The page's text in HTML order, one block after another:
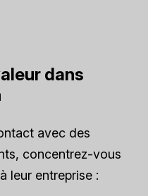
dans
avec des
concentrez-vous
leur entreprise :